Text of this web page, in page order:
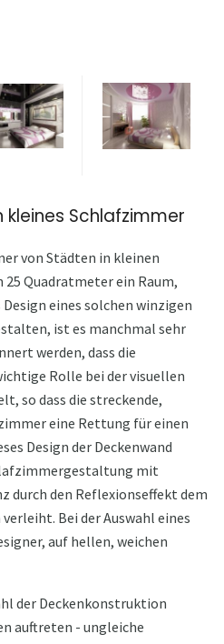
Schlafzimmer
von Städten in kleinen
Quadratmeter ein Raum,
Design eines solchen winzigen
ist es manchmal sehr
werden, dass die
Rolle bei der visuellen
so dass die streckende,
eine Rettung für einen
Design der Deckenwand
mit
durch den Reflexionseffekt dem
Bei der Auswahl eines
auf hellen, weichen
der Deckenkonstruktion
auftreten - ungleiche